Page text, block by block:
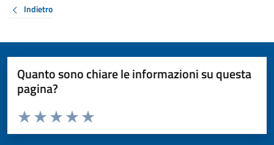
Indietro
Quanto sono chiare le informazioni su questa
pagina?
Valuta da 1 a 5 stelle la pagina
Valuta 5 stelle su 5
Valuta 4 stelle su 5
Valuta 3 stelle su 5
Valuta 2 stelle su 5
Valuta 1 stelle su 5